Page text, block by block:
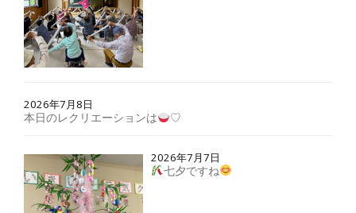
2026年7月8日
本日のレクリエーションは ♡
2026年7月7日
七夕ですね